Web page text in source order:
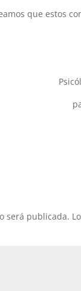
que estos
será publicada.